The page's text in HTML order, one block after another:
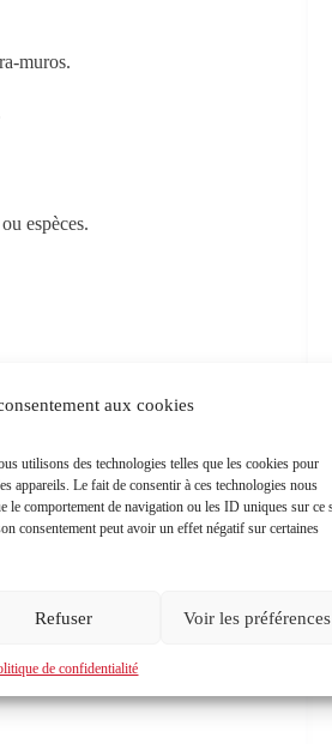
aux cookies
utilisons des technologies telles que les cookies pour
appareils. Le fait de consentir à ces technologies nous
le comportement de navigation ou les ID uniques sur ce
consentement peut avoir un effet négatif sur certaines
Refuser Voir les préférences
de confidentialité
muros.
espèces.